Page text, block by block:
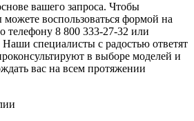
вашего запроса. Чтобы
можете воспользоваться формой на
телефону 8 800 333-27-32 или
специалисты с радостью ответят
в выборе моделей и
вас на всем протяжении